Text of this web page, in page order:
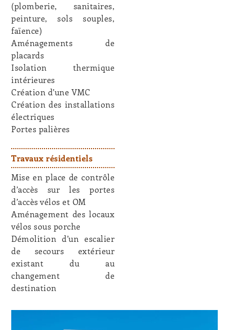
(plomberie, sanitaires,
peinture, sols souples,
faïence)
Aménagements de
placards
Isolation thermique
intérieures
Création d’une VMC
Création des installations
électriques
Portes palières
Travaux résidentiels
Mise en place de contrôle
d’accès sur les portes
d’accès vélos et OM
Aménagement des locaux
vélos sous porche
Démolition d’un escalier
de secours extérieur
existant du au
changement de
destination